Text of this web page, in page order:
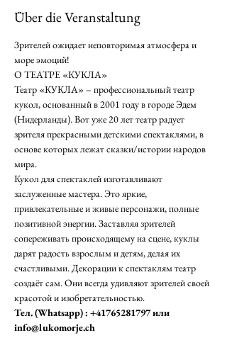
Über die Veranstaltung
Зрителей ожидает неповторимая атмосфера и
море эмоций!
О ТЕАТРЕ «КУКЛА»
Театр «КУКЛА» – профессиональный театр
кукол, основанный в 2001 году в городе Эдем
(Нидерланды). Вот уже 20 лет театр радует
зрителя прекрасными детскими спектаклями, в
основе которых лежат сказки/истории народов
мира.
Кукол для спектаклей изготавливают
заслуженные мастера. Это яркие,
привлекательные и живые персонажи, полные
позитивной энергии. Заставляя зрителей
сопереживать происходящему на сцене, куклы
дарят радость взрослым и детям, делая их
счастливыми. Декорации к спектаклям театр
создаёт сам. Они всегда удивляют зрителей своей
красотой и изобретательностью.
Тел. (Whatsapp) : +41765281797 или
info@lukomorje.ch